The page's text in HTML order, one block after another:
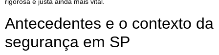
rigorosa e justa ainda mais vital.
Antecedentes e o contexto da
segurança em SP